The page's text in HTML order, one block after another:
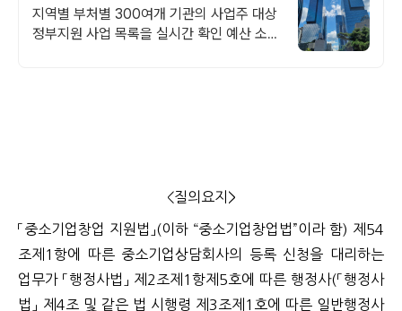
지역별 부처별 300여개 기관의 사업주 대상
정부지원 사업 목록을 실시간 확인 예산 소진
<질의요지>
「중소기업창업 지원법」(이하 “중소기업창업법”이라 함) 제54
조제1항에 따른 중소기업상담회사의 등록 신청을 대리하는
업무가 「행정사법」 제2조제1항제5호에 따른 행정사(「행정사
법」 제4조 및 같은 법 시행령 제3조제1호에 따른 일반행정사